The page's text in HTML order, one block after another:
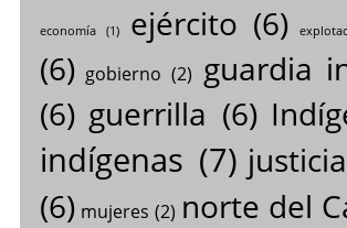
economía(1) ejército (6)
(6) gobierno (2) guardia
(6) guerrilla (6)
indígenas (7)
(6) mujeres (2) norte del